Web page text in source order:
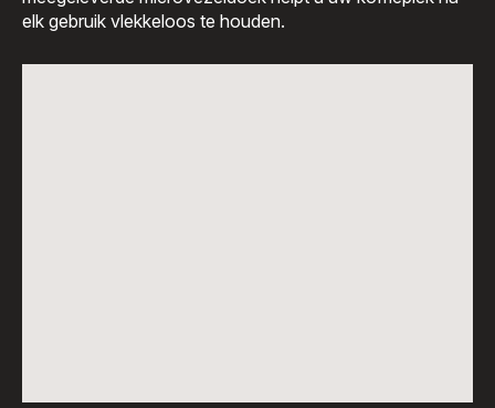
elk gebruik vlekkeloos te houden.